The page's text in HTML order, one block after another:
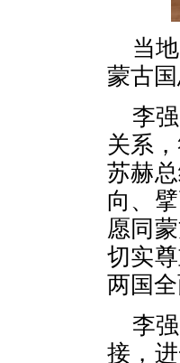
当
蒙古国
李
关系
苏赫
向、
愿同
切实
两国
李
接，